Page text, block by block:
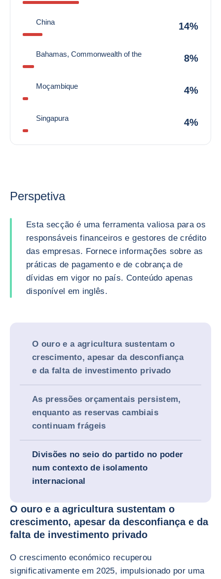
China 14%
Bahamas, Commonwealth of the 8%
Moçambique 4%
Singapura 4%
Perspetiva
Esta secção é uma ferramenta valiosa para os
responsáveis financeiros e gestores de crédito
das empresas. Fornece informações sobre as
práticas de pagamento e de cobrança de
dívidas em vigor no país. Conteúdo apenas
disponível em inglês.
O ouro e a agricultura sustentam o
crescimento, apesar da desconfiança
e da falta de investimento privado
As pressões orçamentais persistem,
enquanto as reservas cambiais
continuam frágeis
Divisões no seio do partido no poder
num contexto de isolamento
internacional
O ouro e a agricultura sustentam o
crescimento, apesar da desconfiança e da
falta de investimento privado
O crescimento económico recuperou
significativamente em 2025, impulsionado por uma